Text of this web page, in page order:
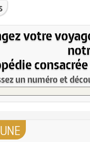
votre
un numéro et